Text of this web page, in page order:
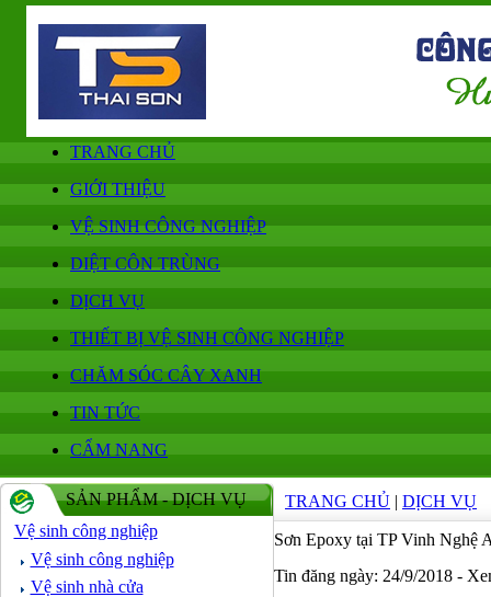
TRANG CHỦ
GIỚI THIỆU
VỆ SINH CÔNG NGHIỆP
DIỆT CÔN TRÙNG
DỊCH VỤ
THIẾT BỊ VỆ SINH CÔNG NGHIỆP
CHĂM SÓC CÂY XANH
TIN TỨC
CẨM NANG
SẢN PHẨM - DỊCH VỤ
Vệ sinh công nghiệp
Vệ sinh công nghiệp
Vệ sinh nhà cửa
TRANG CHỦ | DỊCH VỤ
Sơn Epoxy tại TP Vinh Nghệ
Tin đăng ngày: 24/9/2018 -